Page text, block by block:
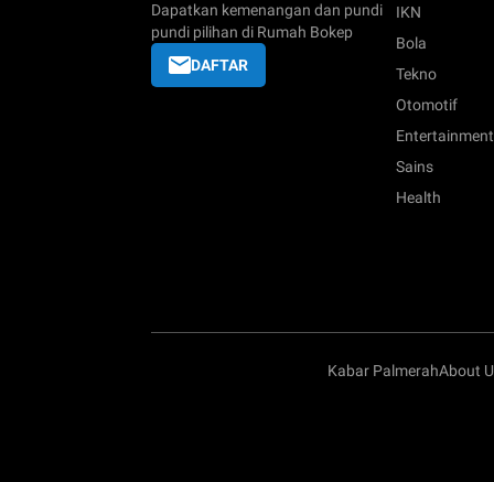
Dapatkan kemenangan dan pundi
pundi pilihan di Rumah Bokep
DAFTAR
IKN
Bola
Tekno
Otomotif
Entertainment
Sains
Health
Kabar PalmerahAbout